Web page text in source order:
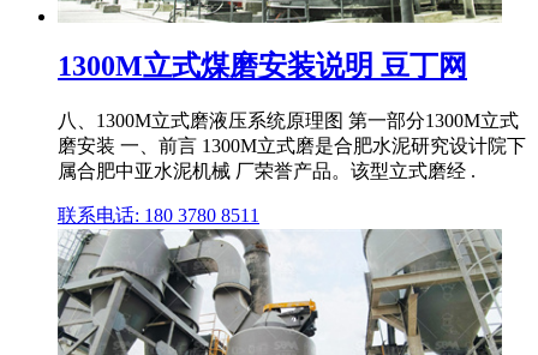
1300M立式煤磨安装说明 豆丁网
八、1300M立式磨液压系统原理图 第一部分1300M立式
磨安装 一、前言 1300M立式磨是合肥水泥研究设计院下
属合肥中亚水泥机械 厂荣誉产品。该型立式磨经 .
联系电话: 180 3780 8511